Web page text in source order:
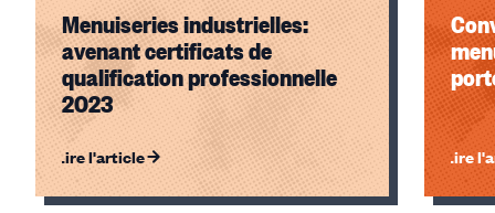
Menuiseries industrielles:
avenant certificats de
qualification professionnelle
2023
Lire l'article Lire